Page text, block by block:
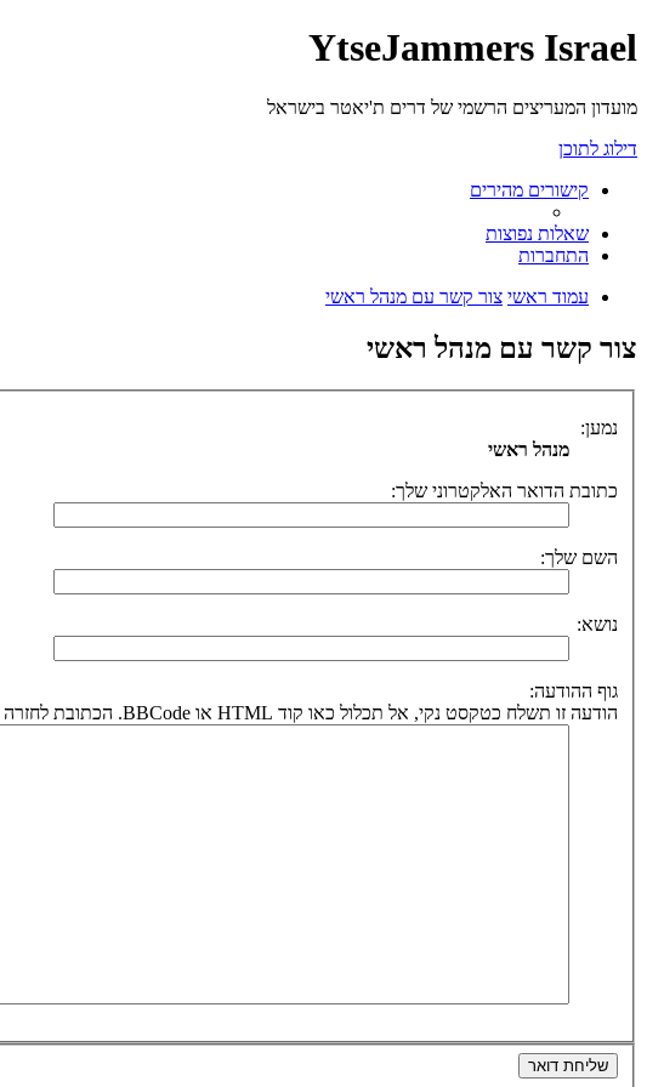
YtseJammers Israel
מועדון המעריצים הרשמי של דרים ת'יאטר בישראל
דילוג לתוכן
קישורים מהירים
שאלות נפוצות
התחברות
עמוד ראשי צור קשר עם מנהל ראשי
צור קשר עם מנהל ראשי
נמען:
מנהל ראשי
כתובת הדואר האלקטרוני שלך:
השם שלך:
נושא:
גוף ההודעה:
הודעה זו תשלח כטקסט נקי, אל תכלול כאו קוד HTML או BBCode. הכתובת לחזרה תיקבע על פי כתובת הדואר אלקטרוני שלך.